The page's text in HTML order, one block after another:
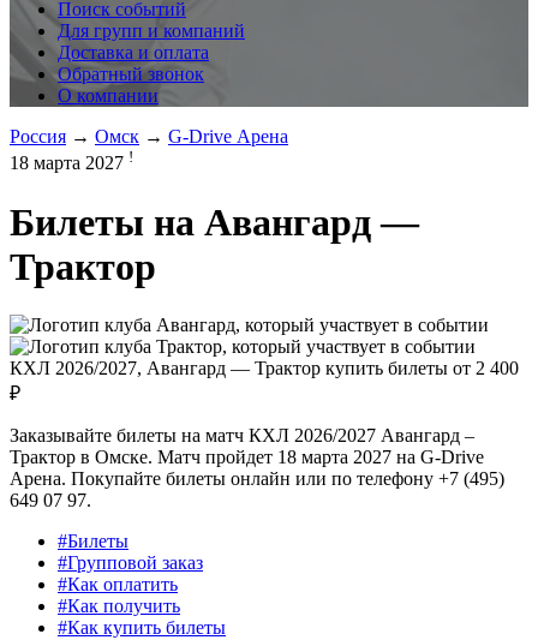
Поиск событий
Для групп и компаний
Доставка и оплата
Обратный звонок
О компании
Россия → Омск → G-Drive Арена
18 марта 2027 !
Билеты на Авангард —
Трактор
КХЛ 2026/2027, Авангард — Трактор купить билеты от 2 400
₽
Заказывайте билеты на матч КХЛ 2026/2027 Авангард –
Трактор в Омске. Матч пройдет 18 марта 2027 на G-Drive
Арена. Покупайте билеты онлайн или по телефону +7 (495)
649 07 97.
#Билеты
#Групповой заказ
#Как оплатить
#Как получить
#Как купить билеты